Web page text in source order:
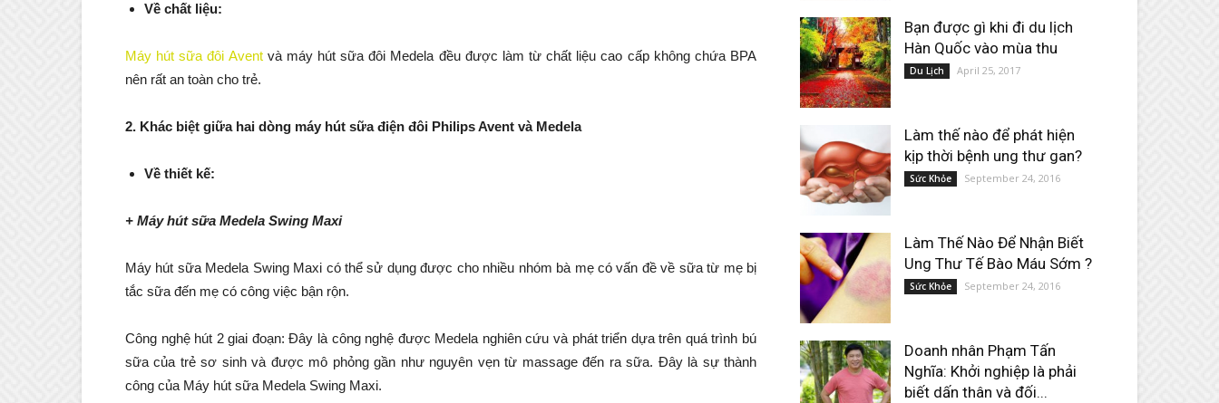
Về chất liệu:
Máy hút sữa đôi Aventvà máy hút sữa đôi Medela đều được làm từ chất liệu cao cấp không chứa BPA
nên rất an toàn cho trẻ.
2. Khác biệt giữa hai dòng máy hút sữa điện đôi Philips Avent và Medela
Về thiết kế:
+ Máy hút sữa Medela Swing Maxi
Máy hút sữa Medela Swing Maxi có thể sử dụng được cho nhiều nhóm bà mẹ có vấn đề về sữa từ mẹ bị
tắc sữa đến mẹ có công việc bận rộn.
Công nghệ hút 2 giai đoạn: Đây là công nghệ được Medela nghiên cứu và phát triển dựa trên quá trình bú
sữa của trẻ sơ sinh và được mô phỏng gần như nguyên vẹn từ massage đến ra sữa. Đây là sự thành
công của Máy hút sữa Medela Swing Maxi.
Bạn được gì khi đi du lịch
Hàn Quốc vào mùa thu
Du Lịch April 25, 2017
Làm thế nào để phát hiện
kịp thời bệnh ung thư gan?
Sức Khỏe September 24, 2016
Làm Thế Nào Để Nhận Biết
Ung Thư Tế Bào Máu Sớm ?
Sức Khỏe September 24, 2016
Doanh nhân Phạm Tấn
Nghĩa: Khởi nghiệp là phải
biết dấn thân và đối...